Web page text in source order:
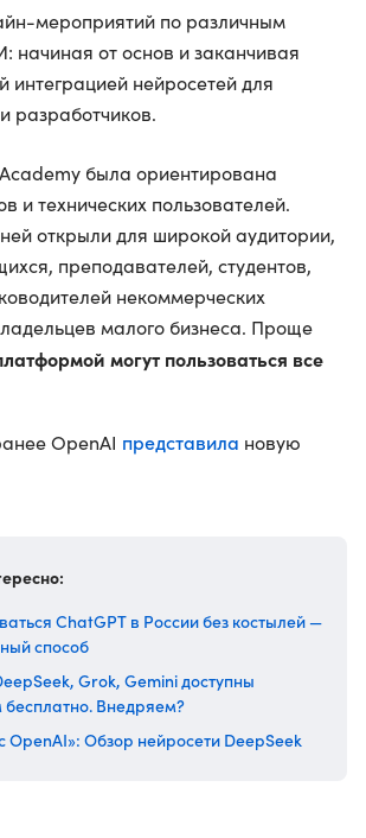
мероприятий по различным
начиная от основ и заканчивая
интеграцией нейросетей для
разработчиков.
была ориентирована
и технических пользователей.
открыли для широкой аудитории,
преподавателей, студентов,
некоммерческих
малого бизнеса. Проще
могут пользоваться все
OpenAI представила новую
ChatGPT в России без костылей —
способ
Grok, Gemini доступны
бесплатно. Внедряем?
OpenAI»: Обзор нейросети DeepSeek